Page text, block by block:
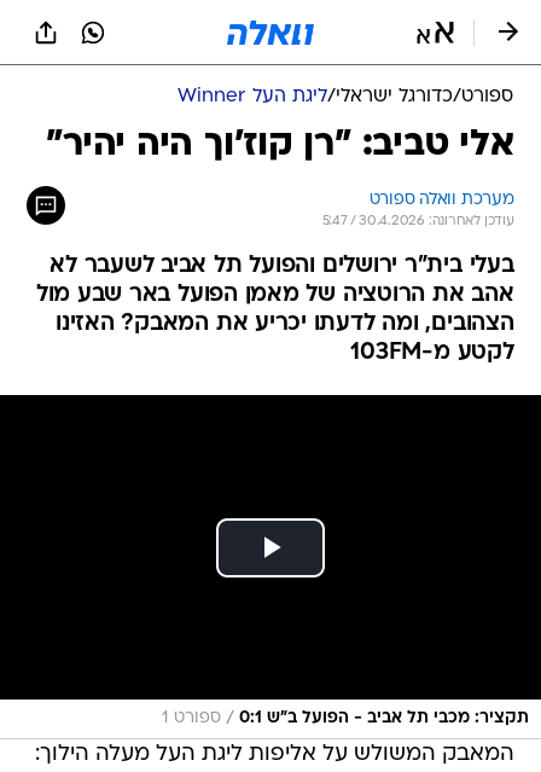
ספורט/כדורגל ישראלי/ליגת העל Winner
אלי טביב: "רן קוז'וך היה יהיר"
מערכת וואלה ספורט
עודכן לאחרונה: 30.4.2026 / 5:47
בעלי בית"ר ירושלים והפועל תל אביב לשעבר לא
אהב את הרוטציה של מאמן הפועל באר שבע מול
הצהובים, ומה לדעתו יכריע את המאבק? האזינו
לקטע מ-103FM
תקציר: מכבי תל אביב - הפועל ב"ש 0:1 / ספורט 1
המאבק המשולש על אליפות ליגת העל מעלה הילוך: